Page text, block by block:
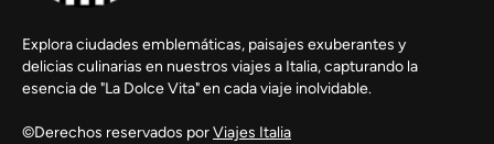
Explora ciudades emblemáticas, paisajes exuberantes y
delicias culinarias en nuestros viajes a Italia, capturando la
esencia de "La Dolce Vita" en cada viaje inolvidable.
©Derechos reservados porViajes Italia